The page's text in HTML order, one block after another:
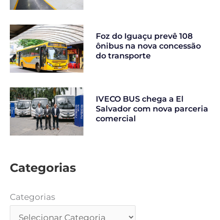
Foz do Iguaçu prevê 108
ônibus na nova concessão
do transporte
IVECO BUS chega a El
Salvador com nova parceria
comercial
Categorias
Categorias